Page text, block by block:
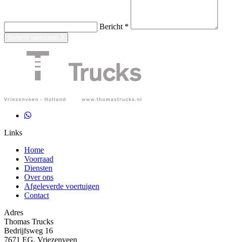
Bericht *
Links
Home
Voorraad
Diensten
Over ons
Afgeleverde voertuigen
Contact
Adres
Thomas Trucks
Bedrijfsweg 16
7671 EG, Vriezenveen